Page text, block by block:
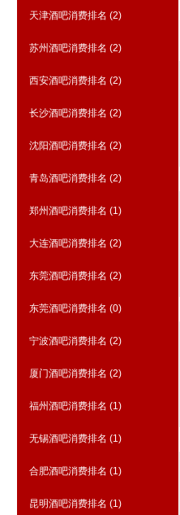
天津酒吧消费排名 (2)
苏州酒吧消费排名 (2)
西安酒吧消费排名 (2)
长沙酒吧消费排名 (2)
沈阳酒吧消费排名 (2)
青岛酒吧消费排名 (2)
郑州酒吧消费排名 (1)
大连酒吧消费排名 (2)
东莞酒吧消费排名 (2)
东莞酒吧消费排名 (0)
宁波酒吧消费排名 (2)
厦门酒吧消费排名 (2)
福州酒吧消费排名 (1)
无锡酒吧消费排名 (1)
合肥酒吧消费排名 (1)
昆明酒吧消费排名 (1)